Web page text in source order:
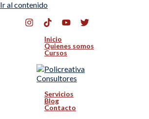
Ir al contenido
Inicio
Quienes somos
Cursos
Servicios
Blog
Contacto